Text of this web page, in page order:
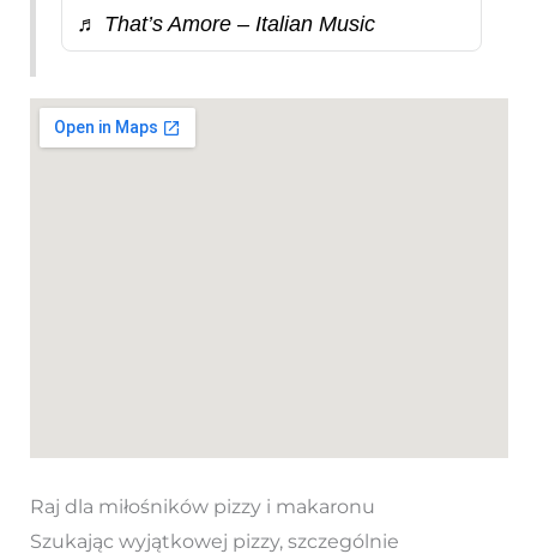
♬ That’s Amore – Italian Music
Raj dla miłośników pizzy i makaronu
Szukając wyjątkowej pizzy, szczególnie